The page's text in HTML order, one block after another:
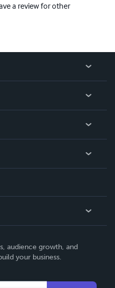
a review for other
audience growth, and
your business.